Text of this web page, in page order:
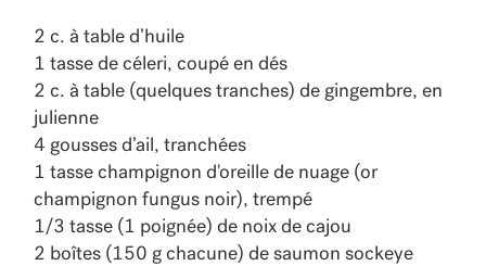
2 c. à table d’huile
1 tasse de céleri, coupé en dés
2 c. à table (quelques tranches) de gingembre, en
julienne
4 gousses d’ail, tranchées
1 tasse champignon d'oreille de nuage (or
champignon fungus noir), trempé
1/3 tasse (1 poignée) de noix de cajou
2 boîtes (150 g chacune) de saumon sockeye